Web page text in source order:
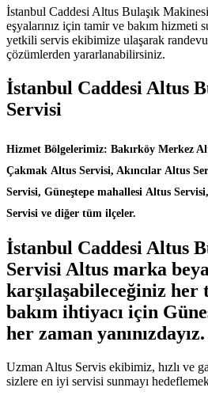
İstanbul Caddesi Altus Bulaşık
eşyalarınız için tamir ve bakım hizmeti
yetkili servis ekibimize ulaşarak
çözümlerden yararlanabilirsiniz.
İstanbul Caddesi Altus
Servisi
Hizmet Bölgelerimiz: Bakırköy Merkez
Çakmak Altus Servisi, Akıncılar Altus
Servisi, Güneştepe mahallesi Altus
Servisi ve diğer tüm ilçeler.
İstanbul Caddesi Altus
Servisi Altus marka
karşılaşabileceğiniz her
bakım ihtiyacı için
her zaman yanınızdayız.
Uzman Altus Servis ekibimiz, hızlı ve
sizlere en iyi servisi sunmayı